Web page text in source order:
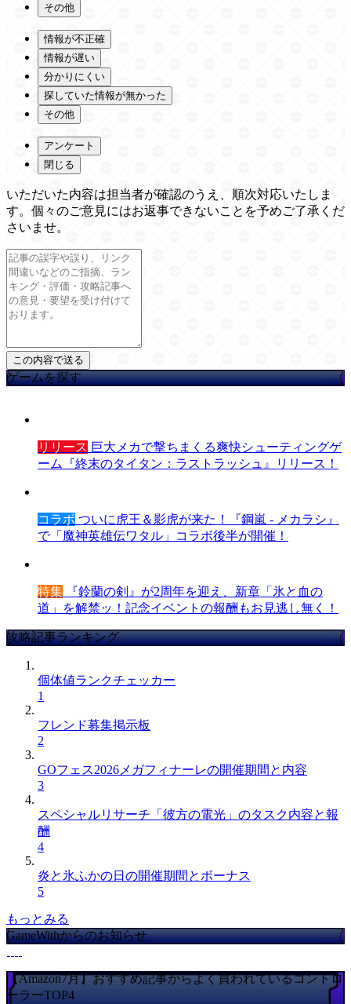
その他
情報が不正確
情報が遅い
分かりにくい
探していた情報が無かった
その他
アンケート
閉じる
いただいた内容は担当者が確認のうえ、順次対応いたしま
す。個々のご意見にはお返事できないことを予めご了承くだ
さいませ。
ゲームを探す
リリース 巨大メカで撃ちまくる爽快シューティングゲ
ーム『終末のタイタン：ラストラッシュ』リリース！
コラボ ついに虎王＆影虎が来た！『鋼嵐 - メカラシ』
で「魔神英雄伝ワタル」コラボ後半が開催！
特集 『鈴蘭の剣』が2周年を迎え、新章「氷と血の
道」を解禁ッ！記念イベントの報酬もお見逃し無く！
攻略記事ランキング
個体値ランクチェッカー
1
フレンド募集掲示板
2
GOフェス2026メガフィナーレの開催期間と内容
3
スペシャルリサーチ「彼方の電光」のタスク内容と報
酬
4
炎と氷ふかの日の開催期間とボーナス
5
もっとみる
GameWithからのお知らせ
【Amazon7月】おすすめ記事からよく買われているコントロ
ーラーTOP4